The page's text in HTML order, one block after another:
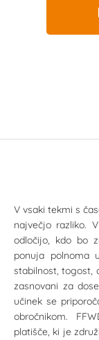
V vsaki tekmi s
največjo razliko.
odločijo, kdo bo
ponuja polnoma
stabilnost, togost,
zasnovani za
učinek se
obročnikom.
platišče, ki je